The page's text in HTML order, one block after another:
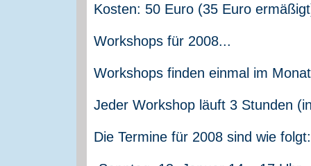
Kosten: 50 Euro (35 Euro
Workshops für 2008...
Workshops finden einmal im
Jeder Workshop läuft 3 Stunden
Die Termine für 2008 sind wie folgt: